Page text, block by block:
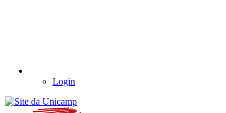
Login